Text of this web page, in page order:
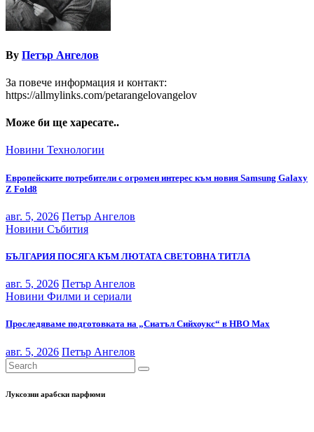
By Петър Ангелов
За повече информация и контакт:
https://allmylinks.com/petarangelovangelov
Може би ще харесате..
Новини Технологии
Европейските потребители с огромен интерес към новия Samsung Galaxy
Z Fold8
авг. 5, 2026 Петър Ангелов
Новини Събития
БЪЛГАРИЯ ПОСЯГА КЪМ ЛЮТАТА СВЕТОВНА ТИТЛА
авг. 5, 2026 Петър Ангелов
Новини Филми и сериали
Проследяваме подготовката на „Сиатъл Сийхоукс“ в HBO Max
авг. 5, 2026 Петър Ангелов
Луксозни арабски парфюми